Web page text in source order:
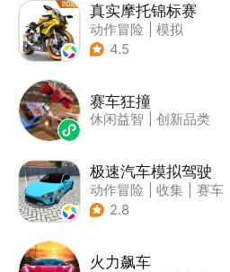
真实摩托锦标赛
动作冒险
模拟
| 摩托车
4.5
赛车狂撞
休闲益智 创新品类
极速汽车模拟驾驶
动作冒险 收集
赛车
| 漂移
2.8
火力飙车